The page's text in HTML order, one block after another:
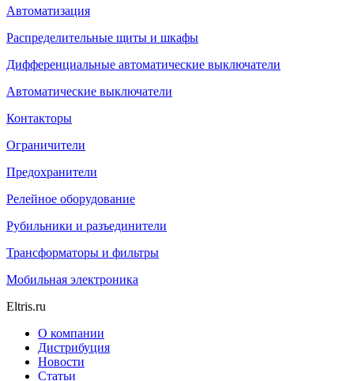
Автоматизация
Распределительные щиты и шкафы
Дифференциальные автоматические выключатели
Автоматические выключатели
Контакторы
Ограничители
Предохранители
Релейное оборудование
Рубильники и разъединители
Трансформаторы и фильтры
Мобильная электроника
Eltris.ru
О компании
Дистрибуция
Новости
Статьи